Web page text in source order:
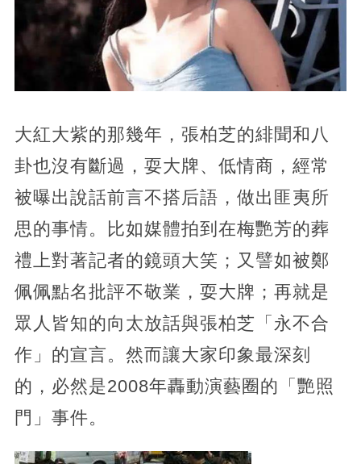
大紅大紫的那幾年，張柏芝的緋聞和八
卦也沒有斷過，耍大牌、低情商，經常
被曝出說話前言不搭后語，做出匪夷所
思的事情。比如媒體拍到在梅艷芳的葬
禮上對著記者的鏡頭大笑；又譬如被鄭
佩佩點名批評不敬業，耍大牌；再就是
眾人皆知的向太放話與張柏芝「永不合
作」的宣言。然而讓大家印象最深刻
的，必然是2008年轟動演藝圈的「艷照
門」事件。